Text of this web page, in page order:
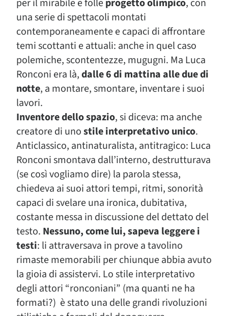
per il mirabile e folleprogetto olimpico, con
una serie di spettacoli montati
contemporaneamente e capaci di affrontare
temi scottanti e attuali: anche in quel caso
polemiche, scontentezze, mugugni. Ma Luca
Ronconi era là,dalle 6 di mattina alle due di
notte, a montare, smontare, inventare i suoi
lavori.
Inventore dello spazio, si diceva: ma anche
creatore di unostile interpretativo unico.
Anticlassico, antinaturalista, antitragico: Luca
Ronconi smontava dall’interno, destrutturava
(se così vogliamo dire) la parola stessa,
chiedeva ai suoi attori tempi, ritmi, sonorità
capaci di svelare una ironica, dubitativa,
costante messa in discussione del dettato del
testo. Nessuno, come lui, sapeva leggere i
testi: li attraversava in prove a tavolino
rimaste memorabili per chiunque abbia avuto
la gioia di assistervi. Lo stile interpretativo
degli attori “ronconiani” (ma quanti ne ha
formati?) è stato una delle grandi rivoluzioni